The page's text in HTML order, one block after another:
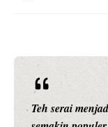
Teh serai